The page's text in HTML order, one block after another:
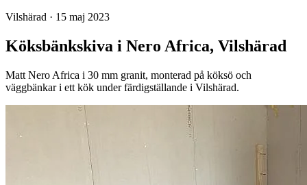
Vilshärad · 15 maj 2023
Köksbänkskiva i Nero Africa, Vilshärad
Matt Nero Africa i 30 mm granit, monterad på köksö och
väggbänkar i ett kök under färdigställande i Vilshärad.